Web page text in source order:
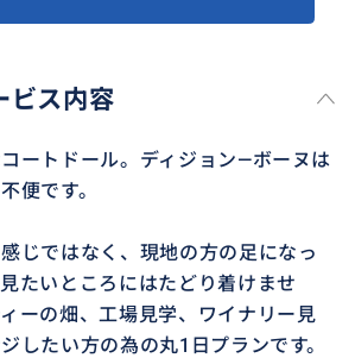
ビス内容
ートドール。ディジョン―ボーヌは
便です。
じではなく、現地の方の足になっ
たいところにはたどり着けませ
ーの畑、工場見学、ワイナリー見
したい方の為の丸1日プランです。